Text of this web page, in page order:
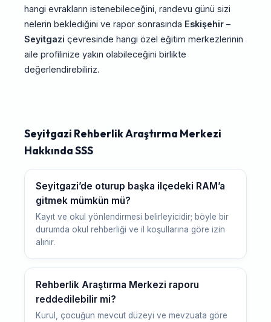
hangi evrakların istenebileceğini, randevu günü sizi
nelerin beklediğini ve rapor sonrasında Eskişehir –
Seyitgazi çevresinde hangi özel eğitim merkezlerinin
aile profilinize yakın olabileceğini birlikte
değerlendirebiliriz.
Seyitgazi Rehberlik Araştırma Merkezi
Hakkında SSS
Seyitgazi’de oturup başka ilçedeki RAM’a
gitmek mümkün mü?
Kayıt ve okul yönlendirmesi belirleyicidir; böyle bir
durumda okul rehberliği ve il koşullarına göre izin
alınır.
Rehberlik Araştırma Merkezi raporu
reddedilebilir mi?
Kurul, çocuğun mevcut düzeyi ve mevzuata göre